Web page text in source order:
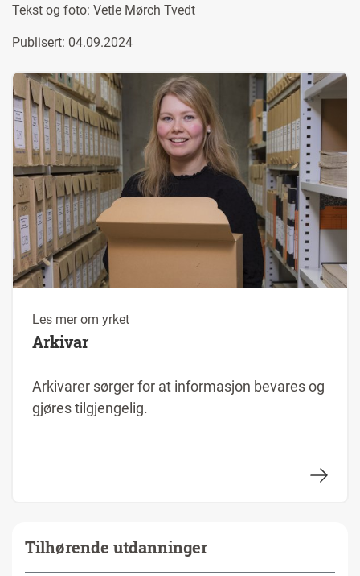
Tekst og foto: Vetle Mørch Tvedt
Publisert: 04.09.2024
Les mer om yrket
Arkivar
Arkivarer sørger for at informasjon bevares og
gjøres tilgjengelig.
Tilhørende utdanninger